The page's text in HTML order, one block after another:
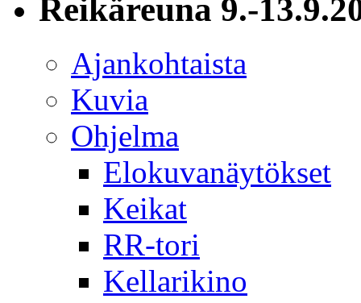
Reikäreuna 9.-
Ajankohtaista
Kuvia
Ohjelma
Elokuvanäytökset
Keikat
RR-tori
Kellarikino